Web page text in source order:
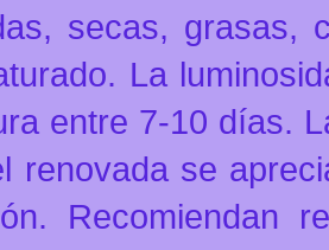
secas, grasas,
La
entre 7-10 días.
renovada se
Recomiendan